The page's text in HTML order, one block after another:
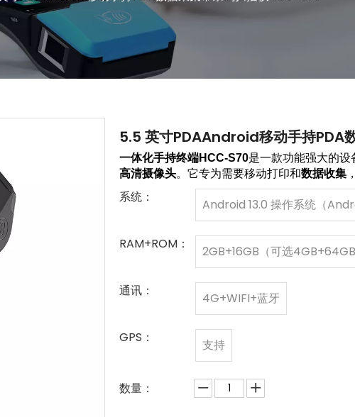
5.5 英寸PDAAndroid移动手持PDA
一体化手持终端HCC-S70是一款功能强大的
高清摄像头。它专为需要移动打印和数据收集
系统： Android 13.0 操作系统（
RAM+ROM： 2GB+16GB（可选
通讯： 4G+WIFI+蓝牙
GPS： 支持
数量：